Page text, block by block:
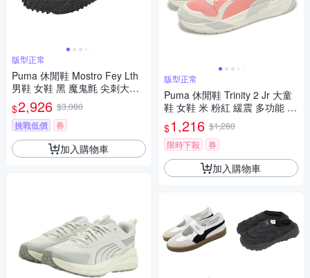
版型正常
Puma 休閒鞋 Mostro Fey Lth
男鞋 女鞋 黑 魔鬼氈 尖刺大底
瑪莉珍鞋 403191-01
$2,926 $3,080
挑戰低價
券
加入購物車
版型正常
Puma 休閒鞋 Trinity 2 Jr 大童
鞋 女鞋 米 粉紅 緩震 多功能 運
動鞋 40149004
$1,216 $1,280
限時下殺
券
加入購物車